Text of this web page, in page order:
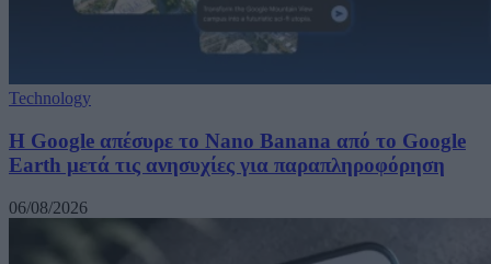
Technology
Η Google απέσυρε το Nano Banana από το Google
Earth μετά τις ανησυχίες για παραπληροφόρηση
06/08/2026